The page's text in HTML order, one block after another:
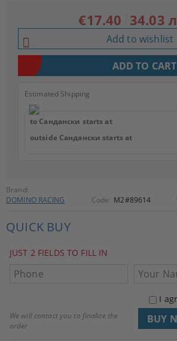
Brand:
DOMINO RACING
Code: M2#89614
QUICK BUY
JUST 2 FIELDS TO FILL IN
I
We will contact you to finalize the
order
€17.40 34.03
Add to wishlist
Estimated Shipping
to Сандански starts at
outside Сандански starts at